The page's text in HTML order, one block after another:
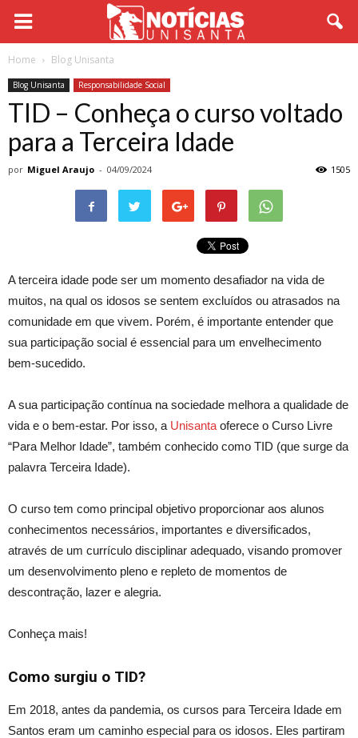
Home Blog Unisanta
Blog Unisanta Responsabilidade Social
TID – Conheça o curso voltado
para a Terceira Idade
por Miguel Araujo - 04/09/2024 1505
A terceira idade pode ser um momento desafiador na vida de
muitos, na qual os idosos se sentem excluídos ou atrasados na
comunidade em que vivem. Porém, é importante entender que
sua participação social é essencial para um envelhecimento
bem-sucedido.
A sua participação contínua na sociedade melhora a qualidade de
vida e o bem-estar. Por isso, a Unisanta oferece o Curso Livre
“Para Melhor Idade”, também conhecido como TID (que surge da
palavra Terceira Idade).
O curso tem como principal objetivo proporcionar aos alunos
conhecimentos necessários, importantes e diversificados,
através de um currículo disciplinar adequado, visando promover
um desenvolvimento pleno e repleto de momentos de
descontração, lazer e alegria.
Conheça mais!
Como surgiu o TID?
Em 2018, antes da pandemia, os cursos para Terceira Idade em
Santos eram um caminho especial para os idosos. Eles partiram